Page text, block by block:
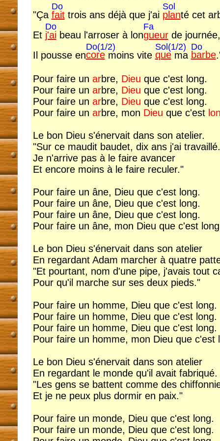
"Ça
Do
faittrois ans déjà que j'ai
Sol
planté cet
Et
Do
j'aibeau l'arroser à lon
Fa
gueurde journée,
Il pousse en
Do(1/2)
coremoins vite
Sol(1/2)
quema
Do
barbe
Pour faire un arbre, Dieu que c'est long.
Pour faire un arbre, Dieu que c'est long.
Pour faire un arbre, Dieu que c'est long.
Pour faire un arbre, mon Dieu que c'est
Le bon Dieu s'énervait dans son atelier.
"Sur ce maudit baudet, dix ans j'ai travaillé.
Je n'arrive pas à le faire avancer
Et encore moins à le faire reculer."
Pour faire un âne, Dieu que c'est long.
Pour faire un âne, Dieu que c'est long.
Pour faire un âne, Dieu que c'est long.
Pour faire un âne, mon Dieu que c'est
Le bon Dieu s'énervait dans son atelier
En regardant Adam marcher à quatre
"Et pourtant, nom d'une pipe, j'avais tout
Pour qu'il marche sur ses deux pieds."
Pour faire un homme, Dieu que c'est long.
Pour faire un homme, Dieu que c'est long.
Pour faire un homme, Dieu que c'est long.
Pour faire un homme, mon Dieu que c'est
Le bon Dieu s'énervait dans son atelier
En regardant le monde qu'il avait fabriqué.
"Les gens se battent comme des
Et je ne peux plus dormir en paix."
Pour faire un monde, Dieu que c'est long.
Pour faire un monde, Dieu que c'est long.